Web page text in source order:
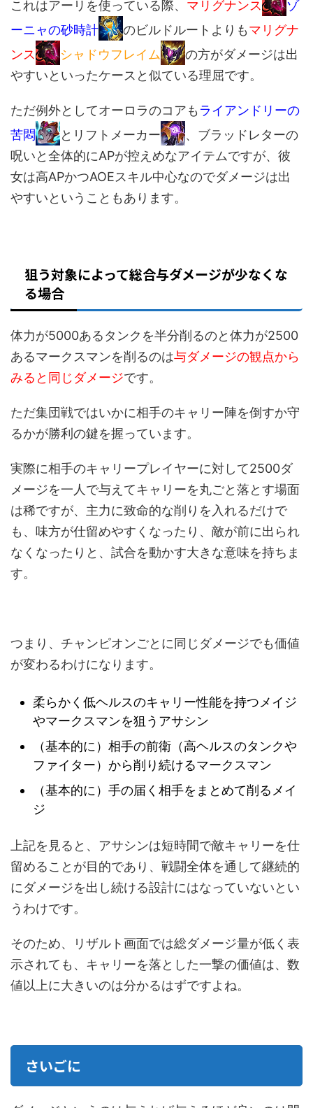
これはアーリを使っている際、 マリグナンス
ゾ
ーニャの砂時計
のビルドルートよりもマリグナ
ンス
シャドウフレイム
の方がダメージは出
やすいといったケースと似ている理屈です。
ただ例外としてオーロラのコアも ライアンドリーの
苦悶
とリフトメーカー
、ブラッドレターの
呪いと全体的にAPが控えめなアイテムですが、彼
女は高APかつAOEスキル中心なのでダメージは出
やすいということもあります。
狙う対象によって総合与ダメージが少なくな
る場合
体力が5000あるタンクを半分削るのと体力が2500
あるマークスマンを削るのは与ダメージの観点から
みると同じダメージです。
ただ集団戦ではいかに相手のキャリー陣を倒すか守
るかが勝利の鍵を握っています。
実際に相手のキャリープレイヤーに対して2500ダ
メージを一人で与えてキャリーを丸ごと落とす場面
は稀ですが、主力に致命的な削りを入れるだけで
も、味方が仕留めやすくなったり、敵が前に出られ
なくなったりと、試合を動かす大きな意味を持ちま
す。
つまり、チャンピオンごとに同じダメージでも価値
が変わるわけになります。
柔らかく低ヘルスのキャリー性能を持つメイジ
やマークスマンを狙うアサシン
（基本的に）相手の前衛（高ヘルスのタンクや
ファイター）から削り続けるマークスマン
（基本的に）手の届く相手をまとめて削るメイ
ジ
上記を見ると、アサシンは短時間で敵キャリーを仕
留めることが目的であり、戦闘全体を通して継続的
にダメージを出し続ける設計にはなっていないとい
うわけです。
そのため、リザルト画面では総ダメージ量が低く表
示されても、キャリーを落とした一撃の価値は、数
値以上に大きいのは分かるはずですよね。
さいごに